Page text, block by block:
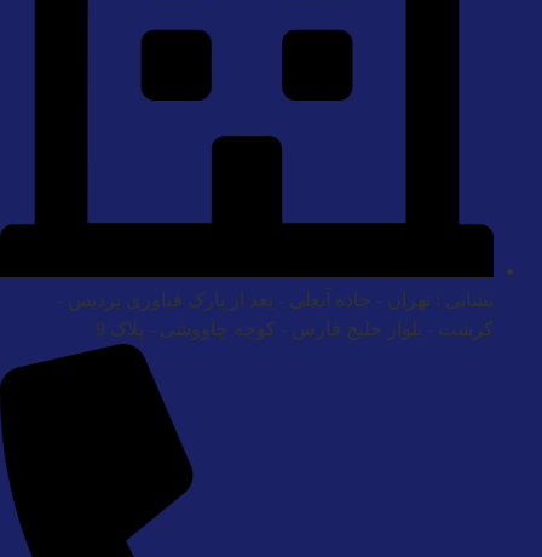
نشانی : تهران - جاده آبعلی - بعد از پارک فناوری پردیس -
کرشت - بلوار خلیج فارس - کوچه چاووشی - پلاک 9